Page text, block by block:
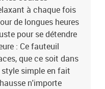
à chaque fois
de longues heures
pour se détendre
: Ce fauteuil
que ce soit dans
simple en fait
n'importe